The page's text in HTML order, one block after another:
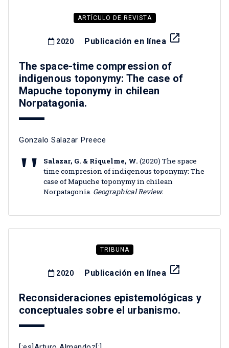
ARTÍCULO DE REVISTA
2020 Publicación en línea launch
The space-time compression of
indigenous toponymy: The case of
Mapuche toponymy in chilean
Norpatagonia.
Gonzalo Salazar Preece
Salazar, G. & Riquelme, W. (2020) The space
time compresion of indigenous toponymy: The
case of Mapuche toponymy in chilean
Norpatagonia. Geographical Review.
TRIBUNA
2020 Publicación en línea launch
Reconsideraciones epistemológicas y
conceptuales sobre el urbanismo.